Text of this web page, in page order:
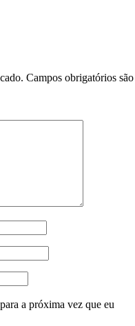
Campos obrigatórios são
a próxima vez que eu